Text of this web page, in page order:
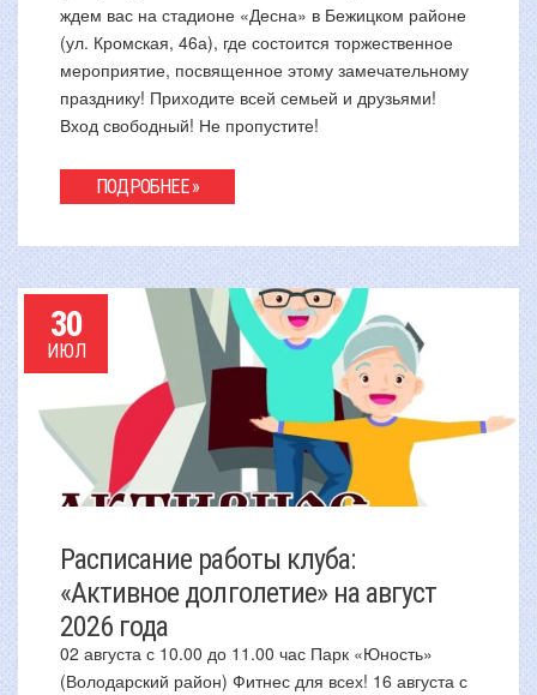
ждем вас на стадионе «Десна» в Бежицком районе
(ул. Кромская, 46а), где состоится торжественное
мероприятие, посвященное этому замечательному
празднику! Приходите всей семьей и друзьями!
Вход свободный! Не пропустите!
ПОДРОБНЕЕ »
30
ИЮЛ
Расписание работы клуба:
«Активное долголетие» на август
2026 года
02 августа с 10.00 до 11.00 час Парк «Юность»
(Володарский район) Фитнес для всех! 16 августа с